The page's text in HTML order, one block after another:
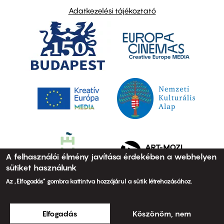
Adatkezelési tájékoztató
A felhasználói élmény javítása érdekében a webhelyen
sütiket használunk
Az „Elfogadás” gombra kattintva hozzájárul a sütik létrehozásához.
Elfogadás Köszönöm, nem